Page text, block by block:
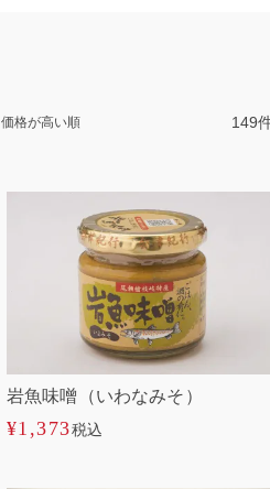
価格が高い順 149
岩魚味噌（いわなみそ）
¥1,373税込